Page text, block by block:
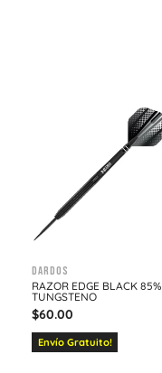
Dardos
RAZOR EDGE BLACK 85%
TUNGSTENO
$60.00
Envío Gratuito!